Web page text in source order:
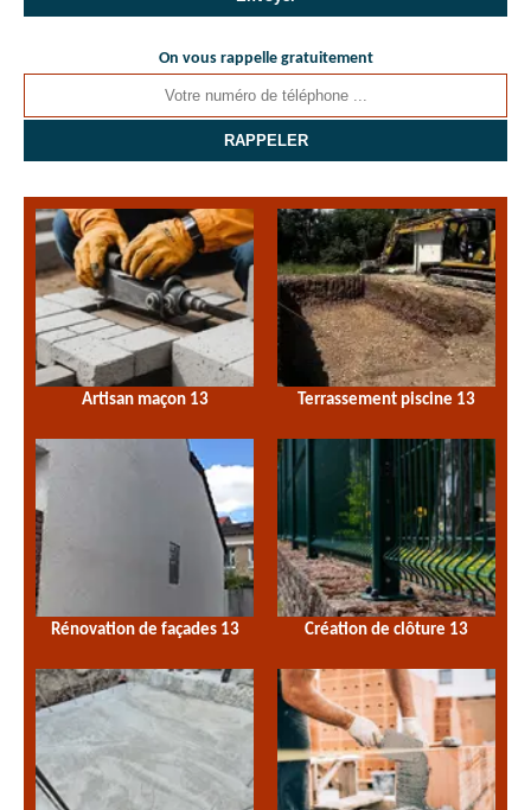
On vous rappelle gratuitement
Artisan maçon 13 Terrassement piscine 13
Rénovation de façades 13 Création de clôture 13